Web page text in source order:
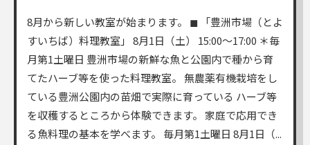
8月から新しい教室が始まります。 ◼︎ 「豊洲市場（とよ
すいちば）料理教室」 8月1日（土） 15:00～17:00 ＊毎
月第1土曜日 豊洲市場の新鮮な魚と公園内で種から育
てたハーブ等を使った料理教室。 無農薬有機栽培をし
ている豊洲公園内の苗畑で実際に育っている ハーブ等
を収穫するところから体験できます。 家庭で応用でき
る魚料理の基本を学べます。 毎月第1土曜日 8月1日（...